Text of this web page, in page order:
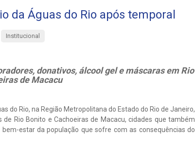
da Águas do Rio após temporal
Institucional
donativos, álcool gel e máscaras em Rio
de Macacu
do Rio, na Região Metropolitana do Estado do Rio de Janeiro,
Rio Bonito e Cachoeiras de Macacu, cidades que também
estar da população que sofre com as consequências do